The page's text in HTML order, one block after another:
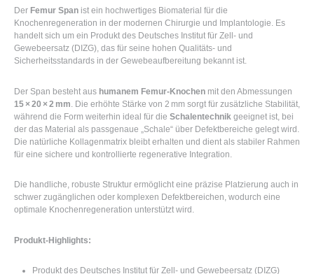
Der Femur Span ist ein hochwertiges Biomaterial für die
Knochenregeneration in der modernen Chirurgie und Implantologie. Es
handelt sich um ein Produkt des Deutsches Institut für Zell- und
Gewebeersatz (DIZG), das für seine hohen Qualitäts- und
Sicherheitsstandards in der Gewebeaufbereitung bekannt ist.
Der Span besteht aus humanem Femur-Knochen mit den Abmessungen
15 × 20 × 2 mm . Die erhöhte Stärke von 2 mm sorgt für zusätzliche Stabilität,
während die Form weiterhin ideal für die Schalentechnik geeignet ist, bei
der das Material als passgenaue „Schale“ über Defektbereiche gelegt wird.
Die natürliche Kollagenmatrix bleibt erhalten und dient als stabiler Rahmen
für eine sichere und kontrollierte regenerative Integration.
Die handliche, robuste Struktur ermöglicht eine präzise Platzierung auch in
schwer zugänglichen oder komplexen Defektbereichen, wodurch eine
optimale Knochenregeneration unterstützt wird.
Produkt-Highlights:
Produkt des Deutsches Institut für Zell- und Gewebeersatz (DIZG)